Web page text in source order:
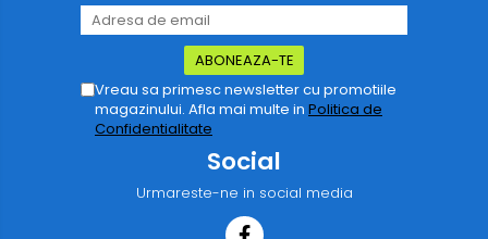
Vreau sa primesc newsletter cu promotiile
magazinului. Afla mai multe in Politica de
Confidentialitate
Social
Urmareste-ne in social media